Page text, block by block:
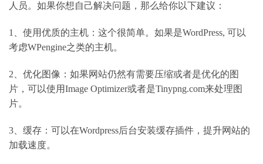
人员。如果你想自己解决问题，那么给你以下建议：
1、使用优质的主机：这个很简单。如果是WordPress, 可以
考虑WPengine之类的主机。
2、优化图像：如果网站仍然有需要压缩或者是优化的图
片，可以使用Image Optimizer或者是Tinypng.com来处理图
片。
3、缓存：可以在Wordpress后台安装缓存插件，提升网站的
加载速度。